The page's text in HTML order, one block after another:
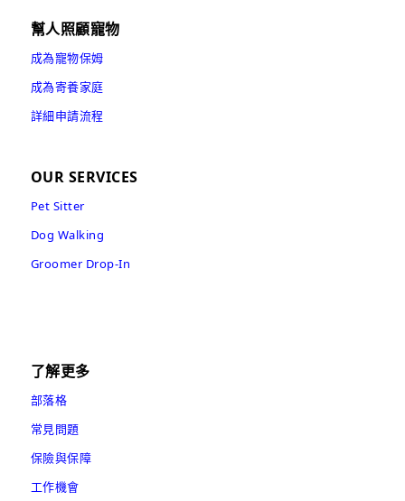
幫人照顧寵物
成為寵物保姆
成為寄養家庭
詳細申請流程
OUR SERVICES
Pet Sitter
Dog Walking
Groomer Drop-In
了解更多
部落格
常見問題
保險與保障
工作機會